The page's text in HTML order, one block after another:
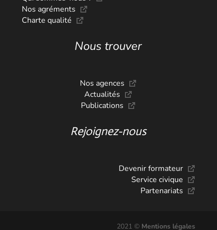
Nos agréments
Charte qualité
Nous trouver
Nos agences
Actualités
Publications
Rejoignez-nous
Devenir formateur
Service civique
Partenariats
2021 © Mentions légales